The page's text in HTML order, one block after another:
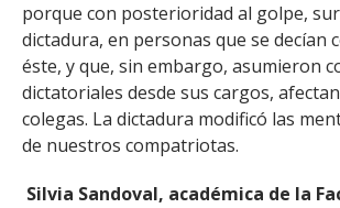
porque con posterioridad al golpe,
dictadura, en personas que se decían
éste, y que, sin embargo, asumieron
dictatoriales desde sus cargos,
colegas. La dictadura modificó las
de nuestros compatriotas.
Silvia Sandoval, académica de la